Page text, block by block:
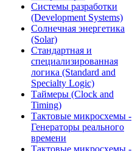
Системы разработки
(Development Systems)
Солнечная энергетика
(Solar)
Стандартная и
специализированная
логика (Standard and
Specialty Logic)
Таймеры (Clock and
Timing)
Тактовые микросхемы -
Генераторы реального
времени
Тактовые микросхемы -